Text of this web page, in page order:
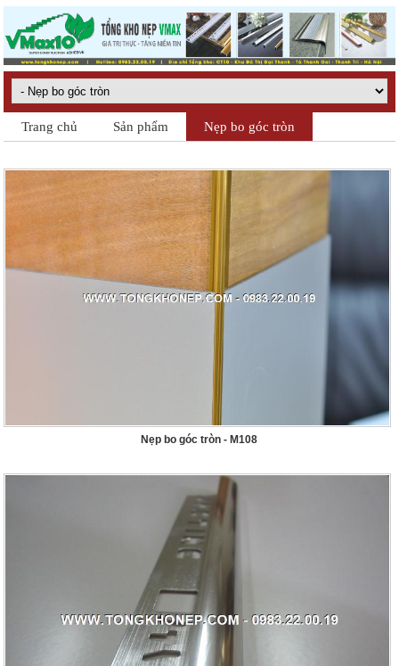
Trang chủ Sản phẩm Nẹp bo góc tròn
Nẹp bo góc tròn - M108